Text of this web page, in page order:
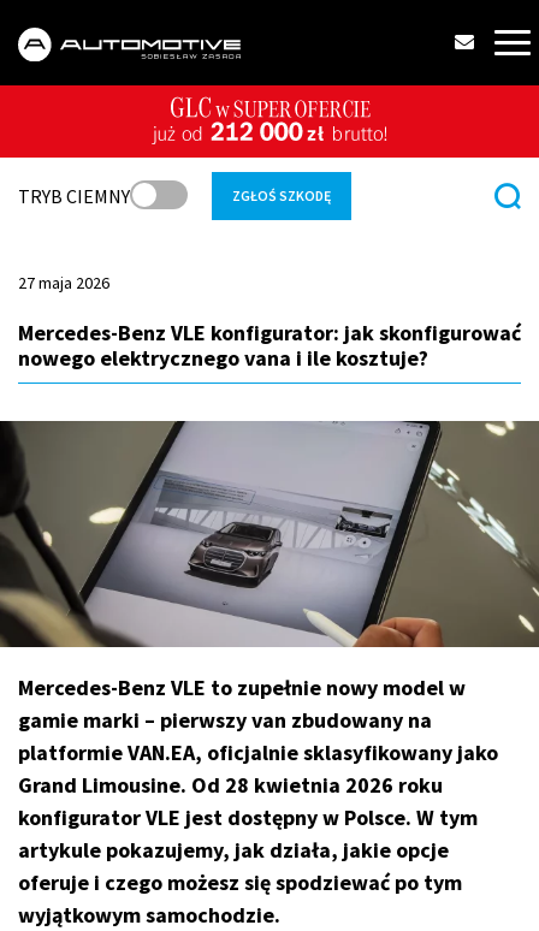
TRYB CIEMNY ZGŁOŚ SZKODĘ
27 maja 2026
Mercedes-Benz VLE konfigurator: jak skonfigurować
nowego elektrycznego vana i ile kosztuje?
Mercedes-Benz VLE to zupełnie nowy model w
gamie marki – pierwszy van zbudowany na
platformie VAN.EA, oficjalnie sklasyfikowany jako
Grand Limousine. Od 28 kwietnia 2026 roku
konfigurator VLE jest dostępny w Polsce. W tym
artykule pokazujemy, jak działa, jakie opcje
oferuje i czego możesz się spodziewać po tym
wyjątkowym samochodzie.